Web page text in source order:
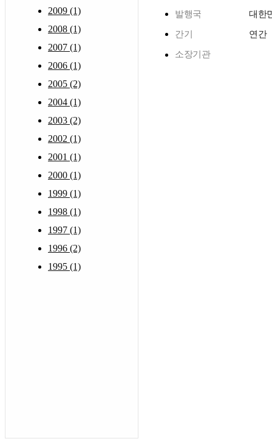
2009 (1)
2008 (1)
2007 (1)
2006 (1)
2005 (2)
2004 (1)
2003 (2)
2002 (1)
2001 (1)
2000 (1)
1999 (1)
1998 (1)
1997 (1)
1996 (2)
1995 (1)
발행국 대한
간기 연간
소장기관